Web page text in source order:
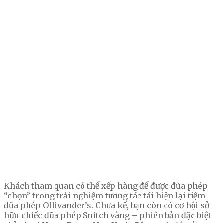
Khách tham quan có thể xếp hàng để được đũa phép
“chọn” trong trải nghiệm tương tác tái hiện lại tiệm
đũa phép Ollivander’s. Chưa kể, bạn còn có cơ hội sở
hữu chiếc đũa phép Snitch vàng – phiên bản đặc biệt